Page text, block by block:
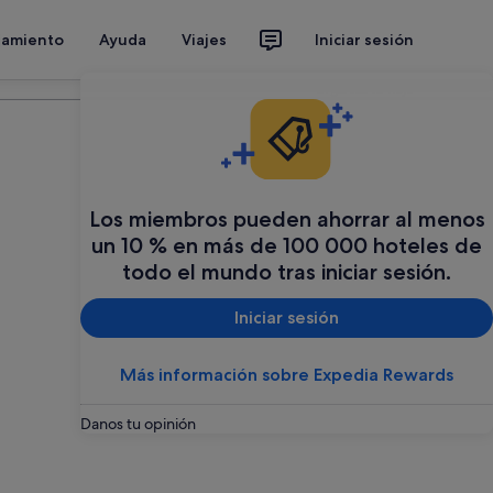
Ayuda Viajes Iniciar sesión
Los miembros pueden ahorrar al menos
un 10 % en más de 100 000 hoteles de
todo el mundo tras iniciar sesión.
Iniciar sesión
Más información sobre Expedia Rewards
Danos tu opinión